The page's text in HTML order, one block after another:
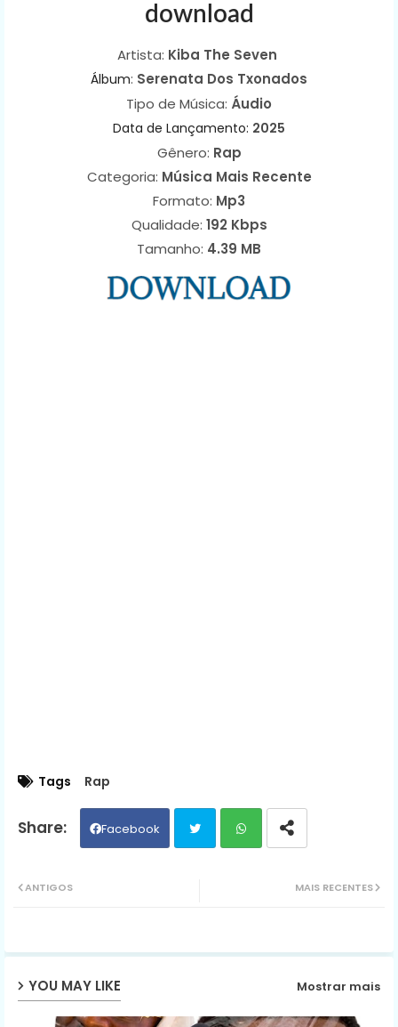
download
Artista: Kiba The Seven
Álbum: Serenata Dos Txonados
Tipo de Música: Áudio
Data de Lançamento: 2025
Gênero: Rap
Categoria: Música Mais Recente
Formato: Mp3
Qualidade: 192 Kbps
Tamanho: 4.39 MB
Tags Rap
Facebook
ap
MAIS RECENTES
ANTIGOS
YOU MAY LIKE Mostrar mais